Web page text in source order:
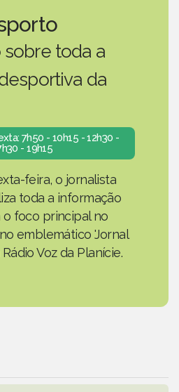
toda a
da
7h50 - 10h15 - 12h30 -
- 19h15
feira, o jornalista
toda a informação
foco principal no
emblemático 'Jornal
Voz da Planície.